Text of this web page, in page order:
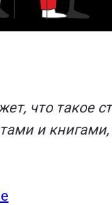
что такое
и